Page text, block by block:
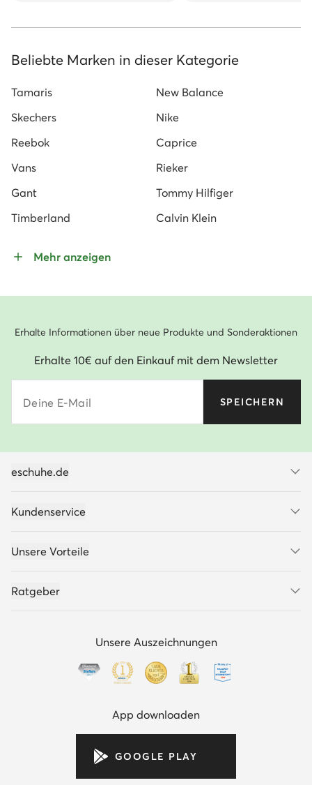
Beliebte Marken in dieser Kategorie
Tamaris
New Balance
Skechers
Nike
Reebok
Caprice
Vans
Rieker
Gant
Tommy Hilfiger
Timberland
Calvin Klein
Mehr anzeigen
Erhalte Informationen über neue Produkte und Sonderaktionen
Erhalte 10€ auf den Einkauf mit dem Newsletter
Deine E-Mail SPEICHERN
eschuhe.de
Kundenservice
Unsere Vorteile
Ratgeber
Unsere Auszeichnungen
App downloaden
GOOGLE PLAY